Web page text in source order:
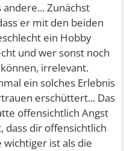
Zunächst
er mit den beiden
ein Hobby
und wer sonst noch
irrelevant.
ein solches Erlebnis
erschüttert... Das
offensichtlich Angst
dass dir offensichtlich
wichtiger ist als die